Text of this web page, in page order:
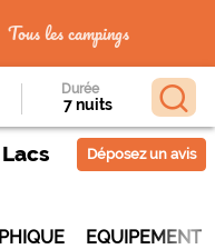
Tous les campings
Durée
Déposez un avis